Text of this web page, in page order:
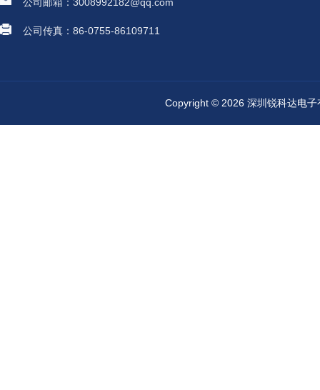
公司传真：86-0755-86109711
Copyright © 2026 深圳锐科达电